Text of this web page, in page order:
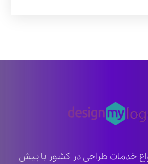
خدمات طراحی در کشور با بیش